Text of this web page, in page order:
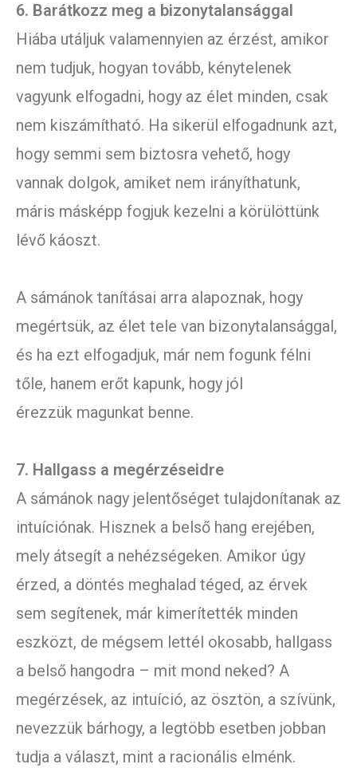
6. Barátkozz meg a bizonytalansággal
Hiába utáljuk valamennyien az érzést, amikor
nem tudjuk, hogyan tovább, kénytelenek
vagyunk elfogadni, hogy az élet minden, csak
nem kiszámítható. Ha sikerül elfogadnunk azt,
hogy semmi sem biztosra vehető, hogy
vannak dolgok, amiket nem irányíthatunk,
máris másképp fogjuk kezelni a körülöttünk
lévő káoszt.
A sámánok tanításai arra alapoznak, hogy
megértsük, az élet tele van bizonytalansággal,
és ha ezt elfogadjuk, már nem fogunk félni
tőle, hanem erőt kapunk, hogy jól
érezzük magunkat benne.
7. Hallgass a megérzéseidre
A sámánok nagy jelentőséget tulajdonítanak az
intuíciónak. Hisznek a belső hang erejében,
mely átsegít a nehézségeken. Amikor úgy
érzed, a döntés meghalad téged, az érvek
sem segítenek, már kimerítették minden
eszközt, de mégsem lettél okosabb, hallgass
a belső hangodra – mit mond neked? A
megérzések, az intuíció, az ösztön, a szívünk,
nevezzük bárhogy, a legtöbb esetben jobban
tudja a választ, mint a racionális elménk.